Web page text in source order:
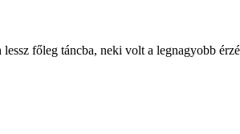
főleg táncba, neki volt a legnagyobb